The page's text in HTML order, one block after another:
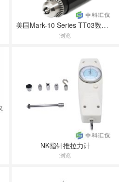
美国Mark-10 Series TT03数字扭力计
浏览
NK指针推拉力计
浏览